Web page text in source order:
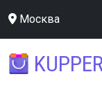
Москва